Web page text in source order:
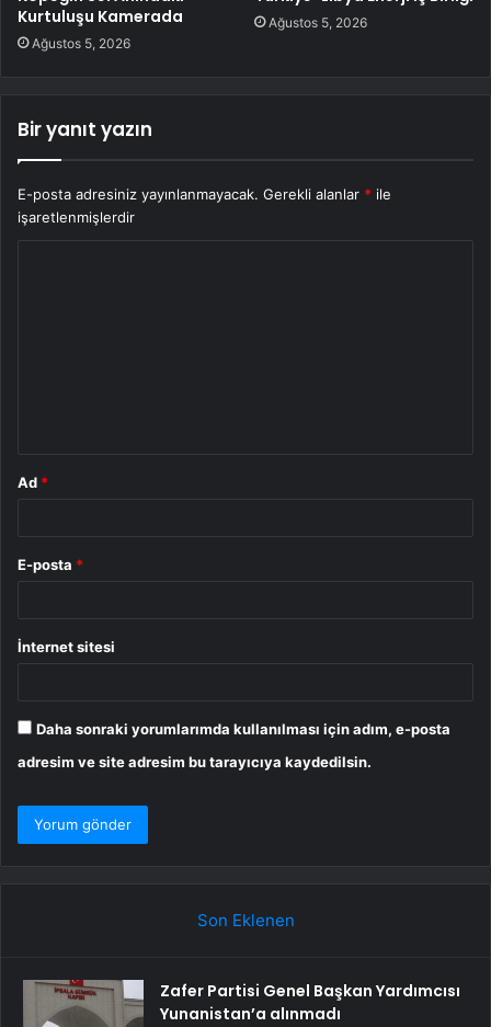
Kurtuluşu Kamerada
Ağustos 5, 2026
Ağustos 5, 2026
Bir yanıt yazın
E-posta adresiniz yayınlanmayacak. Gerekli alanlar * ile
işaretlenmişlerdir
Ad *
E-posta *
İnternet sitesi
Daha sonraki yorumlarımda kullanılması için adım, e-posta
adresim ve site adresim bu tarayıcıya kaydedilsin.
Son Eklenen
Zafer Partisi Genel Başkan Yardımcısı
Yunanistan’a alınmadı